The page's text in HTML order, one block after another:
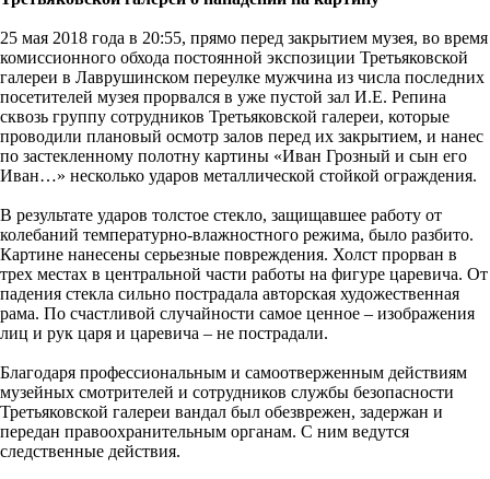
25 мая 2018 года в 20:55, прямо перед закрытием музея, во время
комиссионного обхода постоянной экспозиции Третьяковской
галереи в Лаврушинском переулке мужчина из числа последних
посетителей музея прорвался в уже пустой зал И.Е. Репина
сквозь группу сотрудников Третьяковской галереи, которые
проводили плановый осмотр залов перед их закрытием, и нанес
по застекленному полотну картины «Иван Грозный и сын его
Иван…» несколько ударов металлической стойкой ограждения.
В результате ударов толстое стекло, защищавшее работу от
колебаний температурно-влажностного режима, было разбито.
Картине нанесены серьезные повреждения. Холст прорван в
трех местах в центральной части работы на фигуре царевича. От
падения стекла сильно пострадала авторская художественная
рама. По счастливой случайности самое ценное – изображения
лиц и рук царя и царевича – не пострадали.
Благодаря профессиональным и самоотверженным действиям
музейных смотрителей и сотрудников службы безопасности
Третьяковской галереи вандал был обезврежен, задержан и
передан правоохранительным органам. С ним ведутся
следственные действия.